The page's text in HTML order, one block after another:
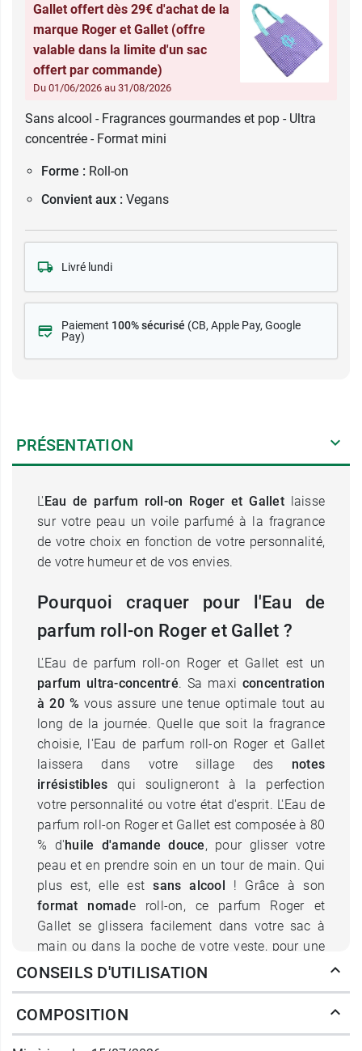
Gallet offert dès 29€ d'achat de la
marque Roger et Gallet (offre
valable dans la limite d'un sac
offert par commande)
Du 01/06/2026 au 31/08/2026
Sans alcool - Fragrances gourmandes et pop - Ultra
concentrée - Format mini
Forme : Roll-on
Convient aux : Vegans
Livré lundi
Paiement 100% sécurisé (CB, Apple Pay, Google
Pay)
PRÉSENTATION
L'Eau de parfum roll-on Roger et Galletlaisse
sur votre peau un voile parfumé à la fragrance
de votre choix en fonction de votre personnalité,
de votre humeur et de vos envies.
Pourquoi craquer pour l'Eau de
parfum roll-on Roger et Gallet ?
L'Eau de parfum roll-on Roger et Gallet est un
parfum ultra-concentré. Sa maxi concentration
à 20 % vous assure une tenue optimale tout au
long de la journée. Quelle que soit la fragrance
choisie, l'Eau de parfum roll-on Roger et Gallet
laissera dans votre sillage des notes
irrésistibles qui souligneront à la perfection
votre personnalité ou votre état d'esprit. L'Eau de
parfum roll-on Roger et Gallet est composée à 80
% d'huile d'amande douce, pour glisser votre
peau et en prendre soin en un tour de main. Qui
plus est, elle estsans alcool ! Grâce à son
format nomade roll-on, ce parfum Roger et
Gallet se glissera facilement dans votre sac à
main ou dans la poche de votre veste, pour une
retouche discrète et pratique ou que vous soyez.
Quelles sont les différentes
fragrances de l'eau de parfum roll-
CONSEILS D'UTILISATION
COMPOSITION